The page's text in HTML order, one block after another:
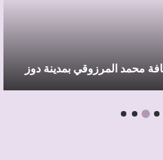
محمد المرزوقي بمدينة دوز